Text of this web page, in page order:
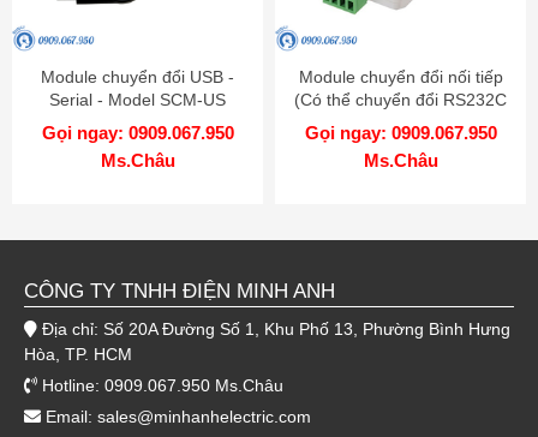
Module chuyển đổi USB -
Serial - Model SCM-US
Gọi ngay: 0909.067.950
Ms.Châu
Module chuyển đổi nối tiếp
(Có thể chuyển đổi RS232C
đến RS485) - Model SCM-38I
Gọi ngay: 0909.067.950
Ms.Châu
CÔNG TY TNHH ĐIỆN MINH ANH
Địa chỉ: Số 20A Đường Số 1, Khu Phố 13, Phường Bình Hưng
Hòa, TP. HCM
Hotline: 0909.067.950 Ms.Châu
Email: sales@minhanhelectric.com